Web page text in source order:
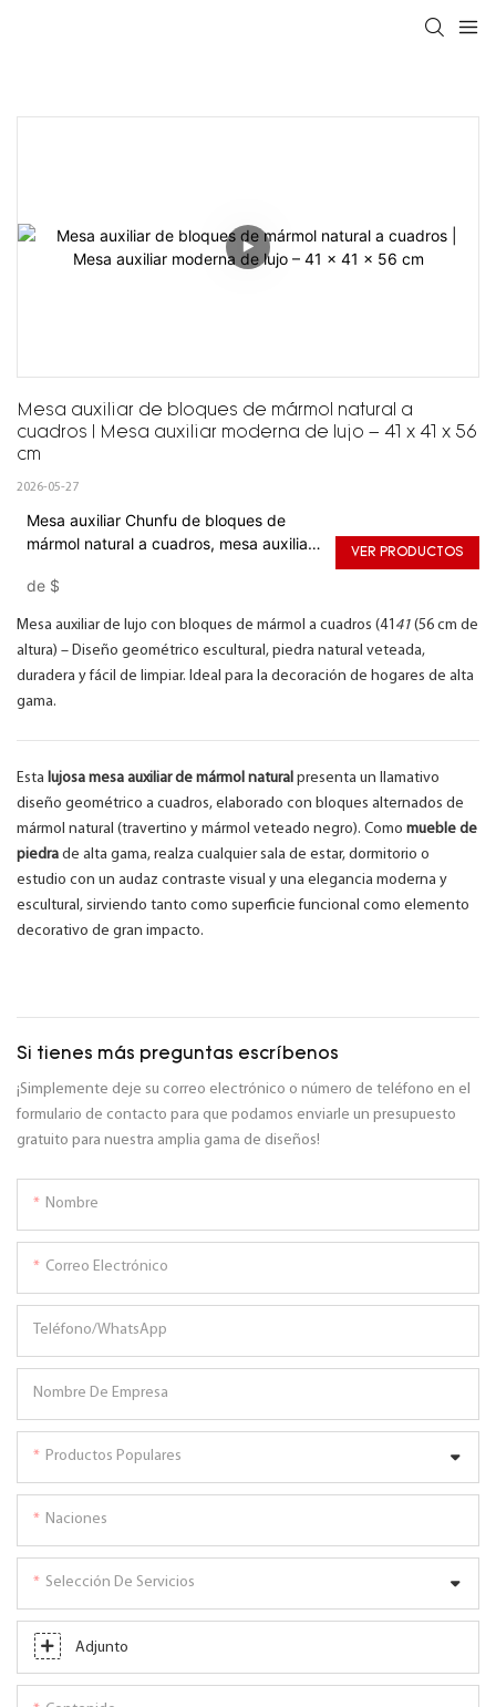
Mesa auxiliar de bloques de mármol natural a
cuadros | Mesa auxiliar moderna de lujo – 41 x 41 x 56
cm
2026-05-27
Mesa auxiliar Chunfu de bloques de
mármol natural a cuadros, mesa auxiliar
de $
VER PRODUCTOS
Mesa auxiliar de lujo con bloques de mármol a cuadros (41 41 (56 cm de
altura) – Diseño geométrico escultural, piedra natural veteada,
duradera y fácil de limpiar. Ideal para la decoración de hogares de alta
gama.
Esta lujosa mesa auxiliar de mármol natural presenta un llamativo
diseño geométrico a cuadros, elaborado con bloques alternados de
mármol natural (travertino y mármol veteado negro). Como mueble de
piedra de alta gama, realza cualquier sala de estar, dormitorio o
estudio con un audaz contraste visual y una elegancia moderna y
escultural, sirviendo tanto como superficie funcional como elemento
decorativo de gran impacto.
Si tienes más preguntas escríbenos
¡Simplemente deje su correo electrónico o número de teléfono en el
formulario de contacto para que podamos enviarle un presupuesto
gratuito para nuestra amplia gama de diseños!
Nombre
Correo Electrónico
Teléfono/WhatsApp
Nombre De Empresa
Productos Populares
Naciones
Selección De Servicios
Adjunto